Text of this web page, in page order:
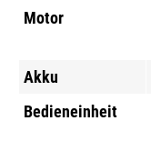
Motor
Akku
Bedieneinheit